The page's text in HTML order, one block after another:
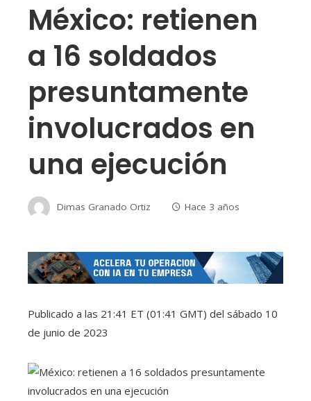
México: retienen
a 16 soldados
presuntamente
involucrados en
una ejecución
Dimas Granado Ortiz Hace 3 años
Publicado a las 21:41 ET (01:41 GMT) del sábado 10
de junio de 2023